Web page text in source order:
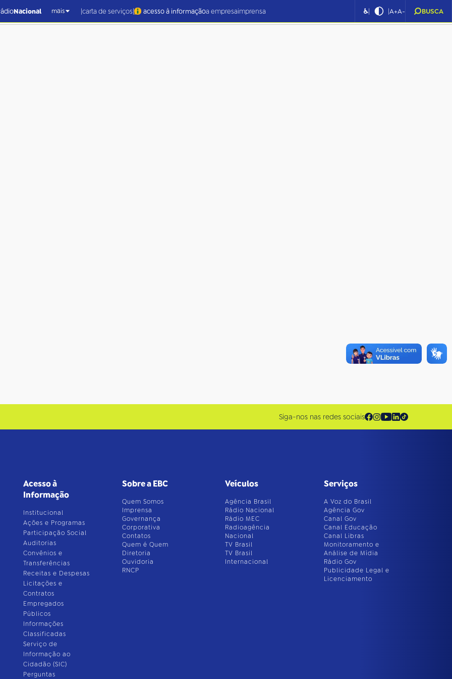
Nacional mais |carta de serviços| acesso à informaçãoa empresaimprensa ♿| |A+A- BUSCA
Siga-nos nas redes sociais
Acesso à
Informação
Institucional
Ações e Programas
Participação Social
Auditorias
Convênios e
Transferências
Receitas e Despesas
Licitações e
Contratos
Empregados
Públicos
Informações
Classificadas
Serviço de
Informação ao
Cidadão (SIC)
Perguntas
Sobre a EBC
Quem Somos
Imprensa
Governança
Corporativa
Contatos
Quem é Quem
Diretoria
Ouvidoria
RNCP
Veículos
Agência Brasil
Rádio Nacional
Rádio MEC
Radioagência
Nacional
TV Brasil
TV Brasil
Internacional
Serviços
A Voz do Brasil
Agência Gov
Canal Gov
Canal Educação
Canal Libras
Monitoramento e
Análise de Mídia
Rádio Gov
Publicidade Legal e
Licenciamento